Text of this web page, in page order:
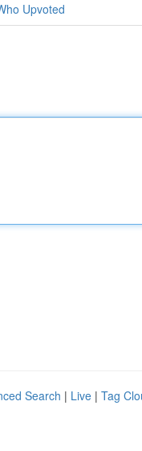
Upvoted
Search | Live | Tag